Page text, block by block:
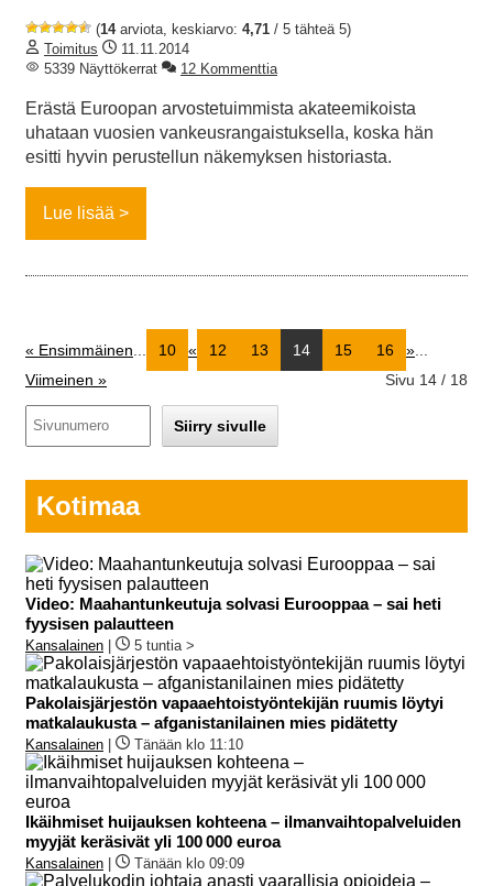
(14arviota, keskiarvo: 4,71 / 5 tähteä 5)
Toimitus
11.11.2014
5339 Näyttökerrat
12 Kommenttia
Erästä Euroopan arvostetuimmista akateemikoista
uhataan vuosien vankeusrangaistuksella, koska hän
esitti hyvin perustellun näkemyksen historiasta.
Lue lisää
Sivu 14 / 18
« Ensimmäinen 10 « 12 13 14 15 16 »
Viimeinen »
Kotimaa
Video: Maahantunkeutuja solvasi Eurooppaa – sai heti
fyysisen palautteen
Kansalainen 5 tuntia >
Pakolaisjärjestön vapaaehtoistyöntekijän ruumis löytyi
matkalaukusta – afganistanilainen mies pidätetty
Kansalainen Tänään klo 11:10
Ikäihmiset huijauksen kohteena – ilmanvaihtopalveluiden
myyjät keräsivät yli 100 000 euroa
Kansalainen Tänään klo 09:09